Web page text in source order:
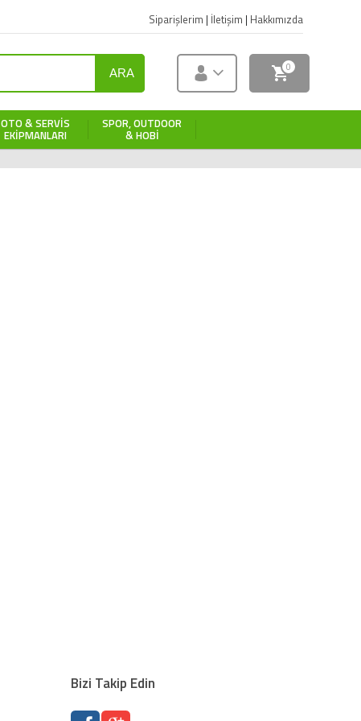
Siparişlerim | İletişim | Hakkımızda
ARA 0
OTO & SERVIS
EKIPMANLARI
SPOR, OUTDOOR
& HOBI
Bizi Takip Edin